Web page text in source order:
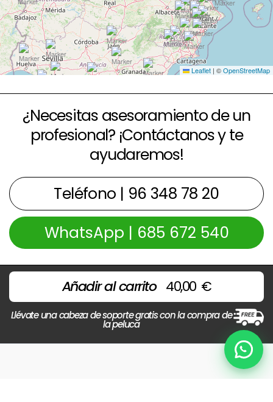
Leaflet | ©OpenStreetMap
¿Necesitas asesoramiento de un
profesional? ¡Contáctanos y te
ayudaremos!
Teléfono | 96 348 78 20
WhatsApp | 685 672 540
Añadir al carrito 40,00 €
Llévate una cabeza de soporte gratis con la compra de
la peluca
Chat